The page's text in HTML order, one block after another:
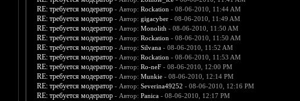
RE: требуется модератор - Автор: Rockation - 08-06-2010, 11:44 AM
RE: требуется модератор - Автор: gigacyber- 08-06-2010, 11:49 AM
RE: требуется модератор - Автор: Monolith - 08-06-2010, 11:50 AM
RE: требуется модератор - Автор: Rockation - 08-06-2010, 11:50 AM
RE: требуется модератор - Автор: Silvana- 08-06-2010, 11:52 AM
RE: требуется модератор - Автор: Rockation - 08-06-2010, 11:53 AM
RE: требуется модератор - Автор: Ro-neF- 08-06-2010, 12:00 PM
RE: требуется модератор - Автор: Munkie- 08-06-2010, 12:14 PM
RE: требуется модератор - Автор: Severina49252 - 08-06-2010, 12:16 PM
RE: требуется модератор - Автор: Panica- 08-06-2010, 12:17 PM